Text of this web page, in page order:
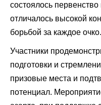
состоялось
отличалось высокой
борьбой за каждое очко.
Участники
подготовки и
призовые места и
потенциал.